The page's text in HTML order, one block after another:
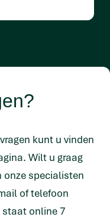
kunt u vinden
Wilt u graag
onze specialisten
of telefoon
online 7